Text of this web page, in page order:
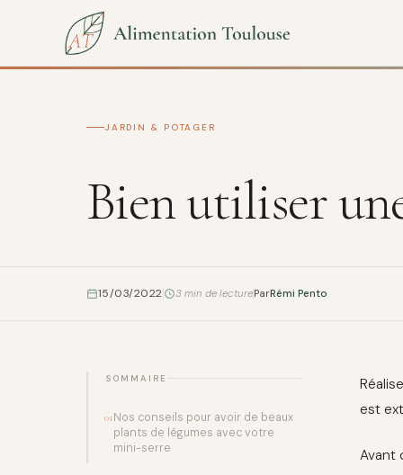
JARDIN & POTAGER
Bien utiliser
15/03/2022 3 min de lectureParRémi Pento
SOMMAIRE
01 Nos conseils pour avoir de beaux
plants de légumes avec votre
mini-serre
est
Avant